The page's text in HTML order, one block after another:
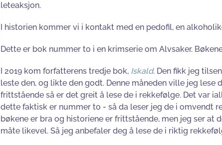
leteaksjon.
I historien kommer vi i kontakt med en pedofil, en
Dette er bok nummer to i en krimserie om Alvsaker.
I 2019 kom forfatterens tredje bok, Iskald. Den fikk jeg
leste den, og likte den godt. Denne måneden ville jeg lese
frittstående så er det greit å lese de i rekkefølge. Det var
dette faktisk er nummer to - så da leser jeg de i omvendt
bøkene er bra og historiene er frittstående, men jeg ser at
måte likevel. Så jeg anbefaler deg å lese de i riktig